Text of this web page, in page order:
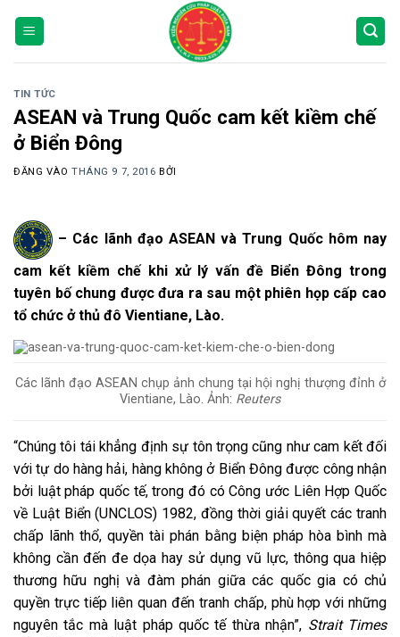
TIN TỨC
ASEAN và Trung Quốc cam kết kiềm chế
ở Biển Đông
ĐĂNG VÀOTHÁNG 9 7, 2016 BỞI
– Các lãnh đạo ASEAN và Trung Quốc hôm nay
cam kết kiềm chế khi xử lý vấn đề Biển Đông trong
tuyên bố chung được đưa ra sau một phiên họp cấp cao
tổ chức ở thủ đô Vientiane, Lào.
Các lãnh đạo ASEAN chụp ảnh chung tại hội nghị thượng đỉnh ở
Vientiane, Lào. Ảnh: Reuters
“Chúng tôi tái khẳng định sự tôn trọng cũng như cam kết đối
với tự do hàng hải, hàng không ở Biển Đông được công nhận
bởi luật pháp quốc tế, trong đó có Công ước Liên Hợp Quốc
về Luật Biển (UNCLOS) 1982, đồng thời giải quyết các tranh
chấp lãnh thổ, quyền tài phán bằng biện pháp hòa bình mà
không cần đến đe dọa hay sử dụng vũ lực, thông qua hiệp
thương hữu nghị và đàm phán giữa các quốc gia có chủ
quyền trực tiếp liên quan đến tranh chấp, phù hợp với những
nguyên tắc mà luật pháp quốc tế thừa nhận”, Strait Times